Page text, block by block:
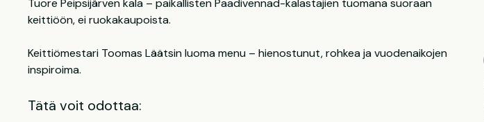
Tuore Peipsijärven kala – paikallisten Paadivennad-kalastajien tuomana suoraan
keittiöön, ei ruokakaupoista.
Keittiömestari Toomas Läätsin luoma menu – hienostunut, rohkea ja vuodenaikojen
inspiroima.
Tätä voit odottaa: